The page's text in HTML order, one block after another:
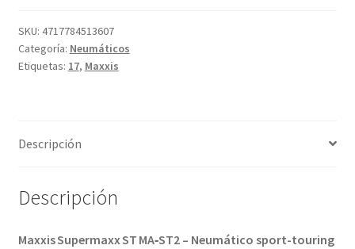
G
180/55
ZR
(trasero)
SKU: 4717784513607
Categoría: Neumáticos
Etiquetas: 17, Maxxis
Descripción
Descripción
Maxxis Supermaxx ST MA‑ST2 – Neumático sport-touring